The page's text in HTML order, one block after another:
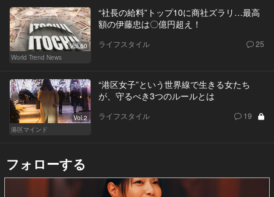
Vol.60
World Trend News
“社長の給料”トップ10に商社ズラリ…最高
額の伊藤忠は〇億円超え！
ライフスタイル 25
Vol.2
港区マインド
“港区女子”という世界線で生きる女たち
が、守るべき3つのルールとは
ライフスタイル 19
フォローする